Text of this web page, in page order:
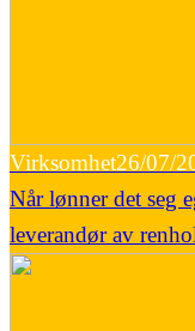
Virksomhet26/07/
Når lønner det seg
leverandør av